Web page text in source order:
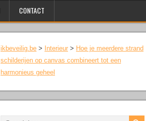
CONTACT
ikbeveilig.be > Interieur > Hoe je meerdere strand
schilderijen op canvas combineert tot een
harmonieus geheel